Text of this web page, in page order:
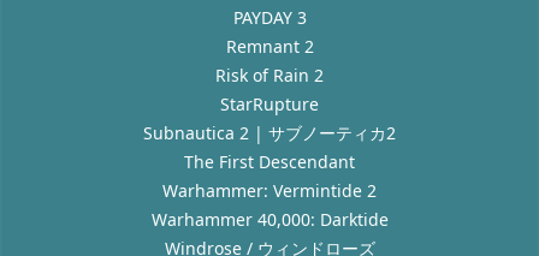
PAYDAY 3
Remnant 2
Risk of Rain 2
StarRupture
Subnautica 2 | サブノーティカ2
The First Descendant
Warhammer: Vermintide 2
Warhammer 40,000: Darktide
Windrose / ウィンドローズ